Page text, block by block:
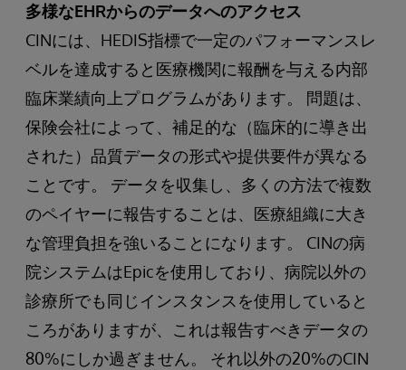
多様なEHRからのデータへのアクセス
CINには、HEDIS指標で一定のパフォーマンスレ
ベルを達成すると医療機関に報酬を与える内部
臨床業績向上プログラムがあります。 問題は、
保険会社によって、補足的な（臨床的に導き出
された）品質データの形式や提供要件が異なる
ことです。 データを収集し、多くの方法で複数
のペイヤーに報告することは、医療組織に大き
な管理負担を強いることになります。 CINの病
院システムはEpicを使用しており、病院以外の
診療所でも同じインスタンスを使用していると
ころがありますが、これは報告すべきデータの
80%にしか過ぎません。 それ以外の20%のCIN